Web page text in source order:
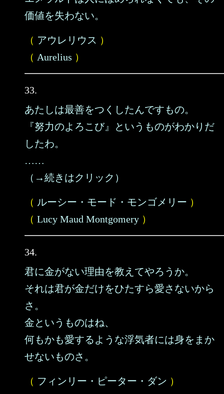
価値を失わない。
（ アウレリウス ）
（ Aurelius ）
33.
あたしは最善をつくしたんですもの。
『努力のよろこび』というものがわかりだ
したわ。
……
（→続きはクリック）
（ ルーシー・モード・モンゴメリー ）
（ Lucy Maud Montgomery ）
34.
君に金がない理由を教えてやろうか。
それは君が金だけをひたすら愛さないから
さ。
金というものはね、
何もかも愛するような浮気者には身をまか
せないものさ。
（ フィンリー・ピーター・ダン ）